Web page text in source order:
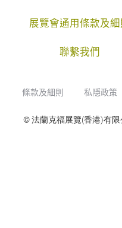
展覽會通用條款及細
聯繫我們
條款及細則 私隱政策
© 法蘭克福展覽(香港)有限